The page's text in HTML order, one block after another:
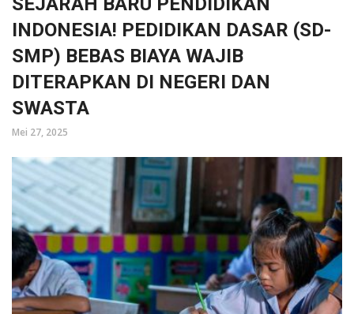
INDONESIA! PEDIDIKAN DASAR (SD-
SMP) BEBAS BIAYA WAJIB
DITERAPKAN DI NEGERI DAN
SWASTA
Mei 27, 2025